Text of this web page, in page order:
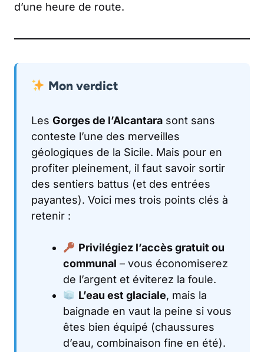
d’une heure de route.
Mon verdict
Les Gorges de l’Alcantara sont sans
conteste l’une des merveilles
géologiques de la Sicile. Mais pour en
profiter pleinement, il faut savoir sortir
des sentiers battus (et des entrées
payantes). Voici mes trois points clés à
retenir :
Privilégiez l’accès gratuit ou
communal – vous économiserez
de l’argent et éviterez la foule.
L’eau est glaciale, mais la
baignade en vaut la peine si vous
êtes bien équipé (chaussures
d’eau, combinaison fine en été).